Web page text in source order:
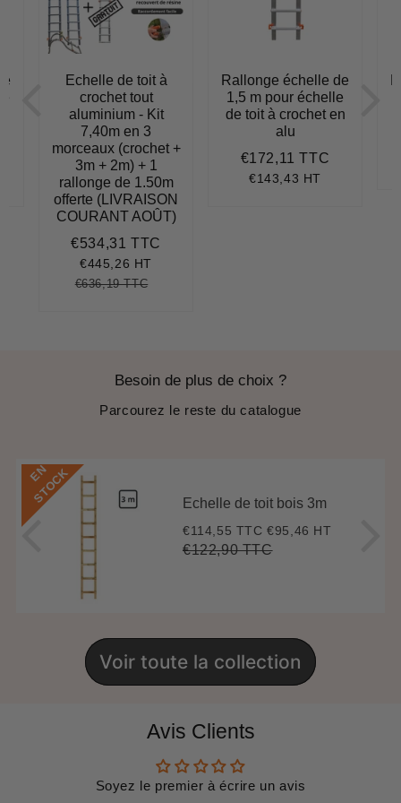
Echelle de toit à
crochet tout
aluminium - Kit
7,40m en 3
morceaux (crochet +
3m + 2m) + 1
rallonge de 1.50m
offerte (LIVRAISON
COURANT AOÛT)
Prix
réduit
€534,31 TTC
€445,26 HT
Prix
€636,19 TTC€636,19
Rallonge échelle de
1,5 m pour échelle
de toit à crochet en
alu
Prix
régulier
€172,11 TTC
€143,43 HT
Besoin de plus de choix ?
Parcourez le reste du catalogue
E
N
S
T
O
C
K Echelle de toit bois 3m
Prix
réduit
€114,55 TTC€114,55
€95,46 HT
Prix
€122,90 TTC€122,90
Voir toute la collection
Avis Clients
Soyez le premier à écrire un avis